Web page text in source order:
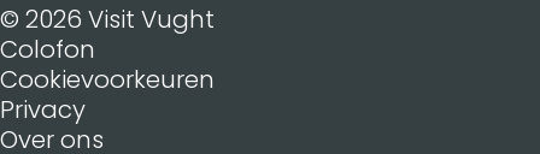
© 2026 Visit Vught
Colofon
Cookievoorkeuren
Privacy
Over ons